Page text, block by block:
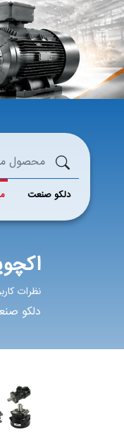
دلکو صنعت
نظرات
دلکو